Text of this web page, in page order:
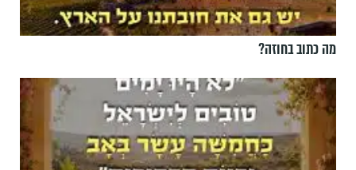
מה כתוב בחוזה?